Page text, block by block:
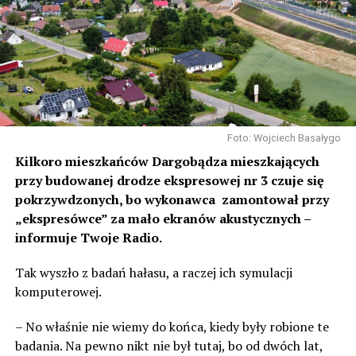
Foto: Wojciech Basałygo
Kilkoro mieszkańców Dargobądza mieszkających
przy budowanej drodze ekspresowej nr 3 czuje się
pokrzywdzonych, bo wykonawca zamontował przy
„ekspresówce” za mało ekranów akustycznych –
informuje Twoje Radio.
Tak wyszło z badań hałasu, a raczej ich symulacji
komputerowej.
– No właśnie nie wiemy do końca, kiedy były robione te
badania. Na pewno nikt nie był tutaj, bo od dwóch lat,